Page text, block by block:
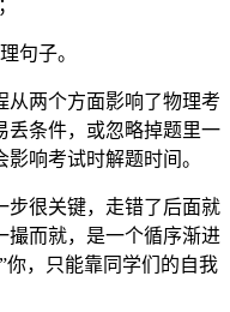
句子。
从两个方面影响了物理考
丢条件，或忽略掉题里一
响考试时解题时间。
步很关键，走错了后面就
撮而就，是一个循序渐进
你，只能靠同学们的自我